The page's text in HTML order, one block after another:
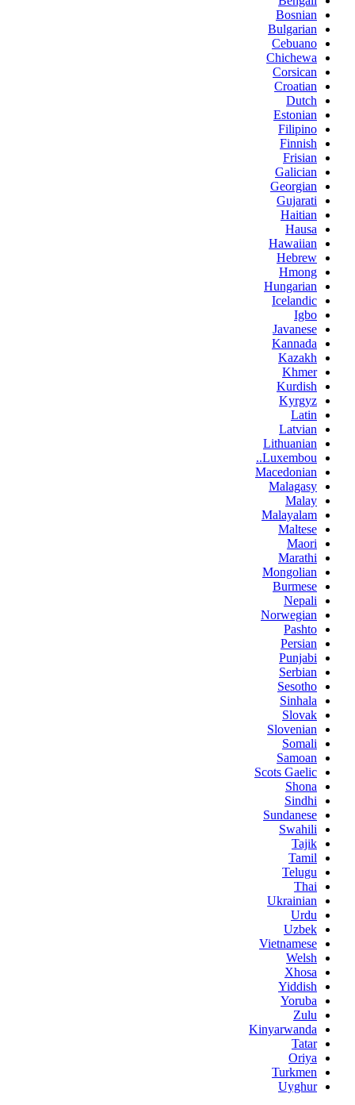
Bosnian
Bulgarian
Cebuano
Chichewa
Corsican
Croatian
Dutch
Estonian
Filipino
Finnish
Frisian
Galician
Georgian
Gujarati
Haitian
Hausa
Hawaiian
Hebrew
Hmong
Hungarian
Icelandic
Igbo
Javanese
Kannada
Kazakh
Khmer
Kurdish
Kyrgyz
Latin
Latvian
Lithuanian
Luxembou..
Macedonian
Malagasy
Malay
Malayalam
Maltese
Maori
Marathi
Mongolian
Burmese
Nepali
Norwegian
Pashto
Persian
Punjabi
Serbian
Sesotho
Sinhala
Slovak
Slovenian
Somali
Samoan
Scots Gaelic
Shona
Sindhi
Sundanese
Swahili
Tajik
Tamil
Telugu
Thai
Ukrainian
Urdu
Uzbek
Vietnamese
Welsh
Xhosa
Yiddish
Yoruba
Zulu
Kinyarwanda
Tatar
Oriya
Turkmen
Uyghur